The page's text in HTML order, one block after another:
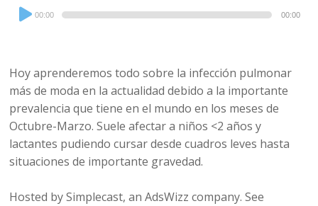
Audio
Player
00:00 00:00
Hoy aprenderemos todo sobre la infección pulmonar
más de moda en la actualidad debido a la importante
prevalencia que tiene en el mundo en los meses de
Octubre-Marzo. Suele afectar a niños <2 años y
lactantes pudiendo cursar desde cuadros leves hasta
situaciones de importante gravedad.
Hosted by Simplecast, an AdsWizz company. See